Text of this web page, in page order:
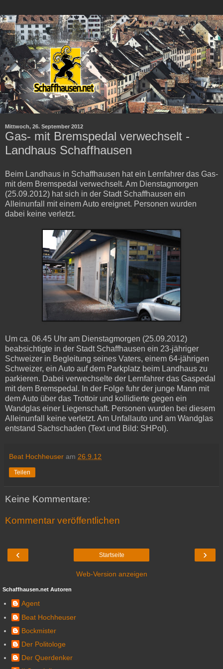
Mittwoch, 26. September 2012
Gas- mit Bremspedal verwechselt -
Landhaus Schaffhausen
Beim Landhaus in Schaffhausen hat ein Lernfahrer das Gas-
mit dem Bremspedal verwechselt. Am Dienstagmorgen
(25.09.2012) hat sich in der Stadt Schaffhausen ein
Alleinunfall mit einem Auto ereignet. Personen wurden
dabei keine verletzt.
Um ca. 06.45 Uhr am Dienstagmorgen (25.09.2012)
beabsichtigte in der Stadt Schaffhausen ein 23-jähriger
Schweizer in Begleitung seines Vaters, einem 64-jährigen
Schweizer, ein Auto auf dem Parkplatz beim Landhaus zu
parkieren. Dabei verwechselte der Lernfahrer das Gaspedal
mit dem Bremspedal. In der Folge fuhr der junge Mann mit
dem Auto über das Trottoir und kollidierte gegen ein
Wandglas einer Liegenschaft. Personen wurden bei diesem
Alleinunfall keine verletzt. Am Unfallauto und am Wandglas
entstand Sachschaden (Text und Bild: SHPol).
Beat Hochheuser am 26.9.12
Teilen
Keine Kommentare:
Kommentar veröffentlichen
‹ ›
Startseite
Web-Version anzeigen
Schaffhausen.net Autoren
Agent
Beat Hochheuser
Bockmister
Der Politologe
Der Querdenker